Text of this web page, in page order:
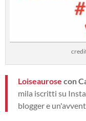
Loiseaurose con
mila iscritti su
blogger e